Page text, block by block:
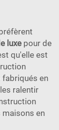
luxe pour de
qu'elle est
en
ralentir
maisons en